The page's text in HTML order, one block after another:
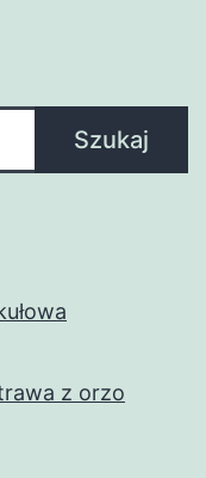
Szukaj
z orzo